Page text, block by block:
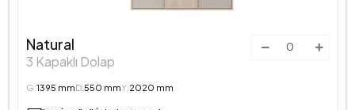
Natural
3 Kapaklı Dolap
G:1395 mmD:550 mmY:2020 mm